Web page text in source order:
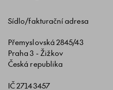
Sídlo/fakturační adresa
Přemyslovská 2845/43
Praha 3 - Žižkov
Česká republika
IČ 27143457